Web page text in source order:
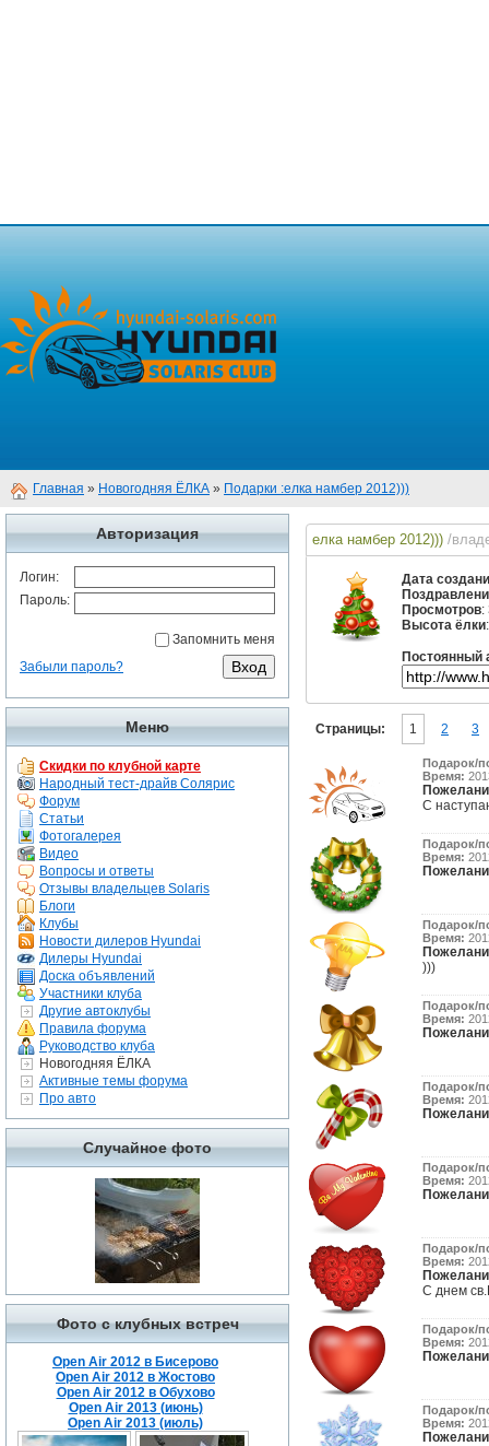
Главная » Новогодняя ЁЛКА » Подарки :елка намбер 2012)))
Авторизация
Логин:
Пароль:
Запомнить меня
Забыли пароль?
Меню
Скидки по клубной карте
Народный тест-драйв Солярис
Форум
Статьи
Фотогалерея
Видео
Вопросы и ответы
Отзывы владельцев Solaris
Блоги
Клубы
Новости дилеров Hyundai
Дилеры Hyundai
Доска объявлений
Участники клуба
Другие автоклубы
Правила форума
Руководство клуба
Новогодняя ЁЛКА
Активные темы форума
Про авто
Случайное фото
Фото с клубных встреч
Open Air 2012 в Бисерово
Open Air 2012 в Жостово
Open Air 2012 в Обухово
Open Air 2013 (июнь)
Open Air 2013 (июль)
елка намбер 2012))) /
Дата
Просмотров:
Высота ёлки
Постоянный
Страницы: 1 2 3
Подарок/
Время:
С
Подарок/
Время:
Подарок/
Время:
)))
Подарок/
Время:
Подарок/
Время:
Подарок/
Время:
Подарок/
Время:
С днем
Подарок/
Время:
Подарок/
Время: